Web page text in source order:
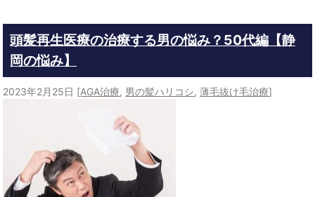
頭髪再生医療の治療する男の悩み？50代編【静
岡の悩み】
2023年2月25日 [AGA治療, 男の髪ハリコシ,薄毛抜け毛治療]